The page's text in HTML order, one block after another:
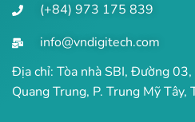
(+84) 973 175 839
info@vndigitech.com
Địa chỉ: Tòa nhà SBI, Đường
Quang Trung, P. Trung Mỹ Tây,